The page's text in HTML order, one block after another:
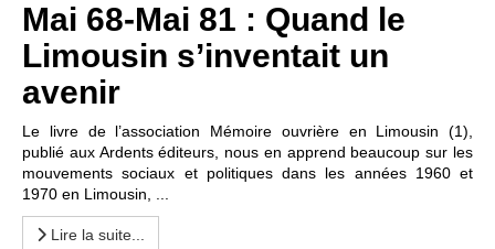
Mai 68-Mai 81 : Quand le
Limousin s’inventait un
avenir
Le livre de l’association Mémoire ouvrière en Limousin (1),
publié aux Ardents éditeurs, nous en apprend beaucoup sur les
mouvements sociaux et politiques dans les années 1960 et
1970 en Limousin, ...
Lire la suite...